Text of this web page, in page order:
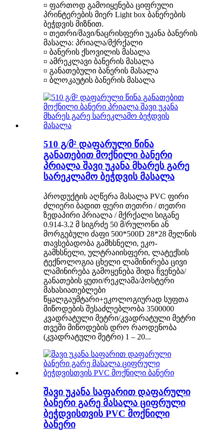
¤ ფართოდ გამოიყენება ციფრული
პრინტერების მიერ Light box ბანერების
ბეჭდვის მიზნით.
¤ თეთრი/შავი/ნაცრისფერი უკანა ბანერის
მასალა: პრიალა/მქრქალი
¤ ბანერის ქსოვილის მასალა
¤ ამრეკლავი ბანერის მასალა
¤ განათებული ბანერის მასალა
¤ ბლოკაუტის ბანერის მასალა
510 გ/მ² დაფარული წინა
განათებით მოქნილი ბანერი
პრიალა შავი უკანა მხარეს გარე
სარეკლამო ბეჭდვის მასალა
პროდუქტის აღწერა მასალა PVC ფირი
ძლიერი ბადით ფერი თეთრი / თეთრი
ზედაპირი პრიალა / მქრქალი სიგანე
0.914-3.2 მ სიგრძე 50 მ/რულონი ან
მორგებული ძაფი 500*500D 28*28 მელნის
თავსებადობა გამხსნელი, ეკო-
გამხსნელი, ულტრაიისფერი, ლატექსის
ტექნოლოგია ცხელი ლამინირება ცივი
ლამინირება გამოყენება შიდა ჩვენება/
განათების ყუთი/რეკლამა/პოსტერი
მახასიათებლები
წყალგაუმტარი+ეკოლოგიურად სუფთა
მიწოდების შესაძლებლობა 3500000
კვადრატული მეტრი/კვადრატული მეტრი
თვეში მიწოდების დრო რაოდენობა
(კვადრატული მეტრი) 1 – 20...
შავი უკანა საფარით დაფარული
ბანერი გარე მასალა ციფრული
ბეჭდვისთვის PVC მოქნილი
ბანერი